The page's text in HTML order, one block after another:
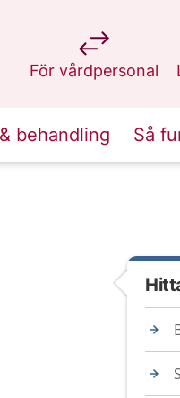
För vårdpersonal
på 1177.se
behandling Så